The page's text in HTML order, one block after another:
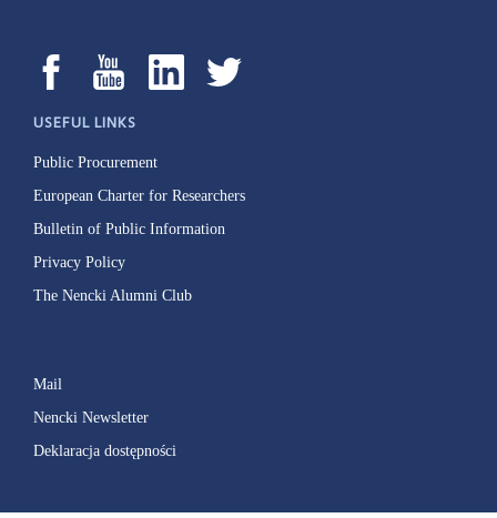
USEFUL LINKS
Public Procurement
European Charter for Researchers
Bulletin of Public Information
Privacy Policy
The Nencki Alumni Club
Mail
Nencki Newsletter
Deklaracja dostępności